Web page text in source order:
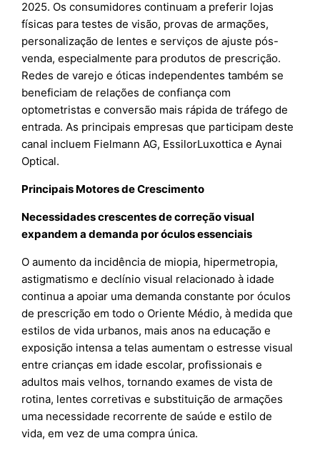
2025. Os consumidores continuam a preferir lojas
físicas para testes de visão, provas de armações,
personalização de lentes e serviços de ajuste pós-
venda, especialmente para produtos de prescrição.
Redes de varejo e óticas independentes também se
beneficiam de relações de confiança com
optometristas e conversão mais rápida de tráfego de
entrada. As principais empresas que participam deste
canal incluem Fielmann AG, EssilorLuxottica e Aynai
Optical.
Principais Motores de Crescimento
Necessidades crescentes de correção visual
expandem a demanda por óculos essenciais
O aumento da incidência de miopia, hipermetropia,
astigmatismo e declínio visual relacionado à idade
continua a apoiar uma demanda constante por óculos
de prescrição em todo o Oriente Médio, à medida que
estilos de vida urbanos, mais anos na educação e
exposição intensa a telas aumentam o estresse visual
entre crianças em idade escolar, profissionais e
adultos mais velhos, tornando exames de vista de
rotina, lentes corretivas e substituição de armações
uma necessidade recorrente de saúde e estilo de
vida, em vez de uma compra única.